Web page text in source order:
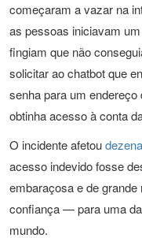
começaram a vazar na
as pessoas iniciavam
fingiam que não
solicitar ao chatbot que
senha para um
obtinha acesso à conta
O incidente afetou
acesso indevido fosse
embaraçosa e de
confiança — para uma
mundo.